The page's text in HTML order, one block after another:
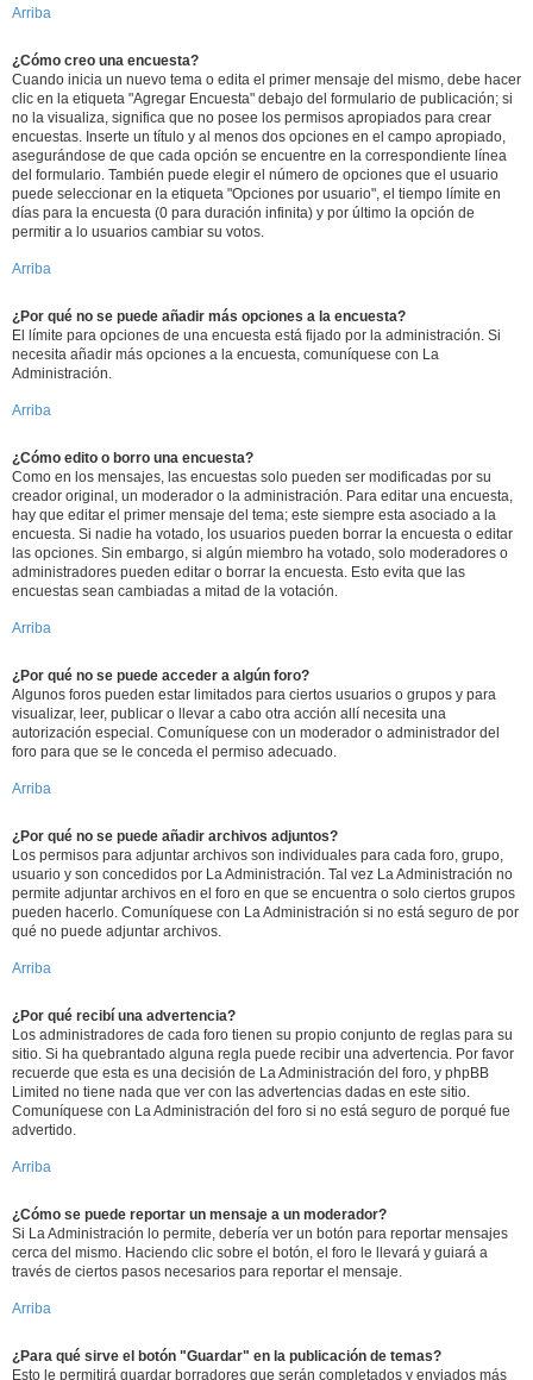
Arriba
¿Cómo creo una encuesta?
Cuando inicia un nuevo tema o edita el primer mensaje del mismo, debe hacer
clic en la etiqueta "Agregar Encuesta" debajo del formulario de publicación; si
no la visualiza, significa que no posee los permisos apropiados para crear
encuestas. Inserte un título y al menos dos opciones en el campo apropiado,
asegurándose de que cada opción se encuentre en la correspondiente línea
del formulario. También puede elegir el número de opciones que el usuario
puede seleccionar en la etiqueta "Opciones por usuario", el tiempo límite en
días para la encuesta (0 para duración infinita) y por último la opción de
permitir a lo usuarios cambiar su votos.
Arriba
¿Por qué no se puede añadir más opciones a la encuesta?
El límite para opciones de una encuesta está fijado por la administración. Si
necesita añadir más opciones a la encuesta, comuníquese con La
Administración.
Arriba
¿Cómo edito o borro una encuesta?
Como en los mensajes, las encuestas solo pueden ser modificadas por su
creador original, un moderador o la administración. Para editar una encuesta,
hay que editar el primer mensaje del tema; este siempre esta asociado a la
encuesta. Si nadie ha votado, los usuarios pueden borrar la encuesta o editar
las opciones. Sin embargo, si algún miembro ha votado, solo moderadores o
administradores pueden editar o borrar la encuesta. Esto evita que las
encuestas sean cambiadas a mitad de la votación.
Arriba
¿Por qué no se puede acceder a algún foro?
Algunos foros pueden estar limitados para ciertos usuarios o grupos y para
visualizar, leer, publicar o llevar a cabo otra acción allí necesita una
autorización especial. Comuníquese con un moderador o administrador del
foro para que se le conceda el permiso adecuado.
Arriba
¿Por qué no se puede añadir archivos adjuntos?
Los permisos para adjuntar archivos son individuales para cada foro, grupo,
usuario y son concedidos por La Administración. Tal vez La Administración no
permite adjuntar archivos en el foro en que se encuentra o solo ciertos grupos
pueden hacerlo. Comuníquese con La Administración si no está seguro de por
qué no puede adjuntar archivos.
Arriba
¿Por qué recibí una advertencia?
Los administradores de cada foro tienen su propio conjunto de reglas para su
sitio. Si ha quebrantado alguna regla puede recibir una advertencia. Por favor
recuerde que esta es una decisión de La Administración del foro, y phpBB
Limited no tiene nada que ver con las advertencias dadas en este sitio.
Comuníquese con La Administración del foro si no está seguro de porqué fue
advertido.
Arriba
¿Cómo se puede reportar un mensaje a un moderador?
Si La Administración lo permite, debería ver un botón para reportar mensajes
cerca del mismo. Haciendo clic sobre el botón, el foro le llevará y guiará a
través de ciertos pasos necesarios para reportar el mensaje.
Arriba
¿Para qué sirve el botón "Guardar" en la publicación de temas?
Esto le permitirá guardar borradores que serán completados y enviados más